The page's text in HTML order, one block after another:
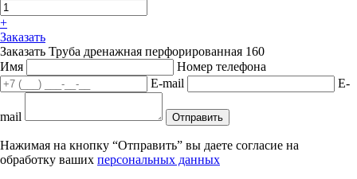
+
Заказать
Заказать Труба дренажная перфорированная 160
Имя
Номер телефона
E-mail
E-
mail Отправить
Нажимая на кнопку “Отправить” вы даете согласие на
обработку ваших персональных данных